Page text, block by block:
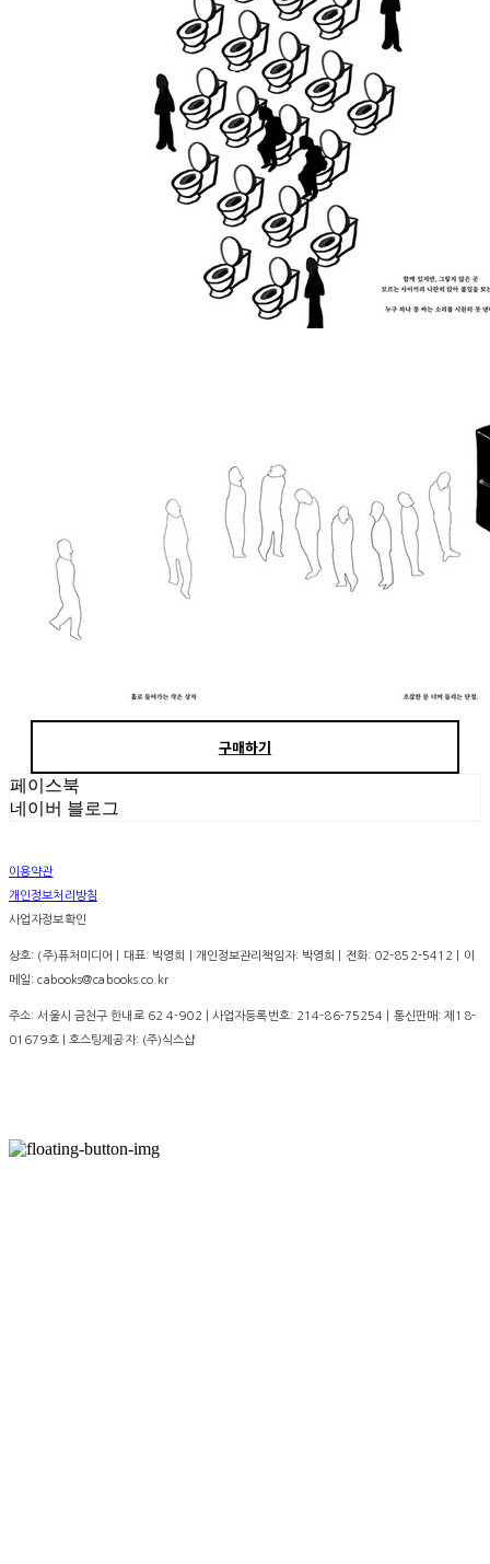
구매하기
페이스북
네이버 블로그
이용약관
개인정보처리방침
사업자정보확인
상호: (주)퓨처미디어 | 대표: 박영희 | 개인정보관리책임자: 박영희 | 전화: 02-852-5412 | 이
메일: cabooks@cabooks.co.kr
주소: 서울시 금천구 한내로 62 4-902 | 사업자등록번호: 214-86-75254 | 통신판매:제18-
01679호| 호스팅제공자: (주)식스샵